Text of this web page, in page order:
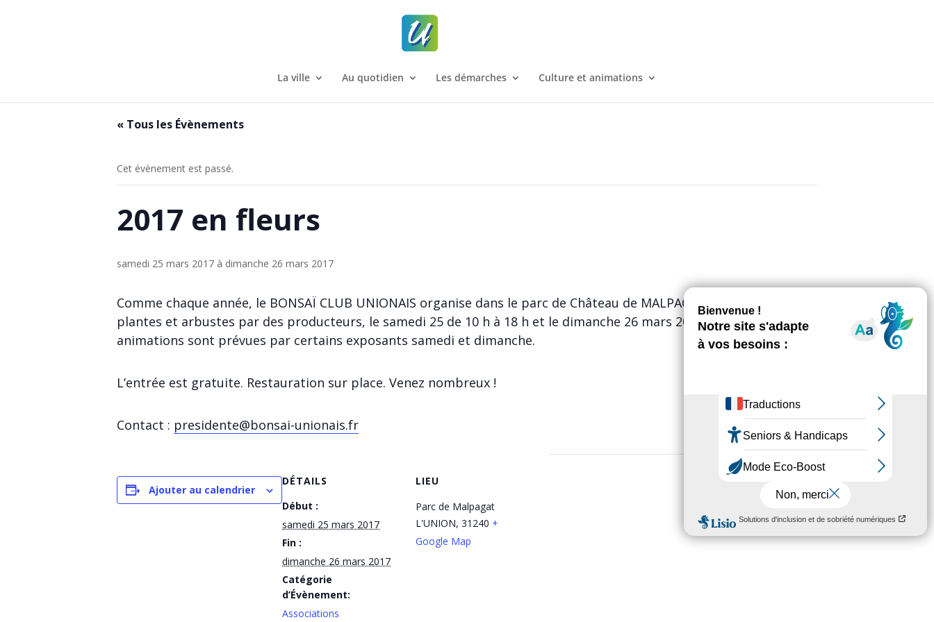
La ville Au quotidien Les démarches Culture et animations
« Tous les Évènements
Cet évènement est passé.
2017 en fleurs
samedi 25 mars 2017 à dimanche 26 mars 2017
Comme chaque année, le BONSAÏ CLUB UNIONAIS organise dans le parc de Château de MALPAGAT, l’exposition de
plantes et arbustes par des producteurs, le samedi 25 de 10 h à 18 h et le dimanche 26 mars 2017 de 9 h à 18 h. Des
animations sont prévues par certains exposants samedi et dimanche.
L’entrée est gratuite. Restauration sur place. Venez nombreux !
Contact : presidente@bonsai-unionais.fr
Ajouter au calendrier
DÉTAILS
Début :
samedi 25 mars 2017
Fin :
dimanche 26 mars 2017
Catégorie
d’Évènement:
Associations
LIEU
Parc de Malpagat
L'UNION, 31240 +
Google Map